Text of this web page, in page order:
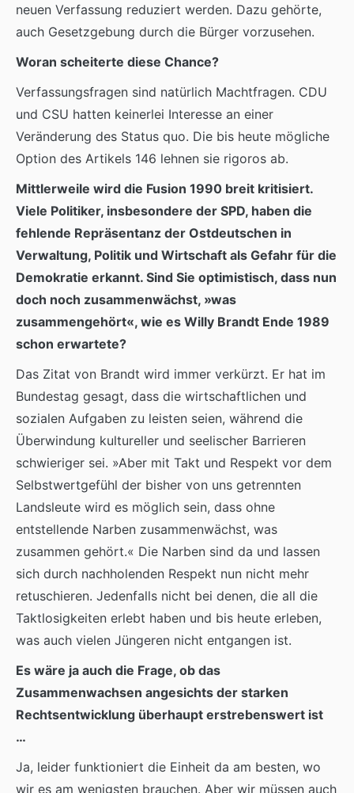
neuen Verfassung reduziert werden. Dazu gehörte,
auch Gesetzgebung durch die Bürger vorzusehen.
Woran scheiterte diese Chance?
Verfassungsfragen sind natürlich Machtfragen. CDU
und CSU hatten keinerlei Interesse an einer
Veränderung des Status quo. Die bis heute mögliche
Option des Artikels 146 lehnen sie rigoros ab.
Mittlerweile wird die Fusion 1990 breit kritisiert.
Viele Politiker, insbesondere der SPD, haben die
fehlende Repräsentanz der Ostdeutschen in
Verwaltung, Politik und Wirtschaft als Gefahr für die
Demokratie erkannt. Sind Sie optimistisch, dass nun
doch noch zusammenwächst, »was
zusammengehört«, wie es Willy Brandt Ende 1989
schon erwartete?
Das Zitat von Brandt wird immer verkürzt. Er hat im
Bundestag gesagt, dass die wirtschaftlichen und
sozialen Aufgaben zu leisten seien, während die
Überwindung kultureller und seelischer Barrieren
schwieriger sei. »Aber mit Takt und Respekt vor dem
Selbstwertgefühl der bisher von uns getrennten
Landsleute wird es möglich sein, dass ohne
entstellende Narben zusammenwächst, was
zusammen gehört.« Die Narben sind da und lassen
sich durch nachholenden Respekt nun nicht mehr
retuschieren. Jedenfalls nicht bei denen, die all die
Taktlosigkeiten erlebt haben und bis heute erleben,
was auch vielen Jüngeren nicht entgangen ist.
Es wäre ja auch die Frage, ob das
Zusammenwachsen angesichts der starken
Rechtsentwicklung überhaupt erstrebenswert ist
…
Ja, leider funktioniert die Einheit da am besten, wo
wir es am wenigsten brauchen. Aber wir müssen auch